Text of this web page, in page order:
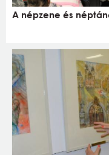
A népzene és